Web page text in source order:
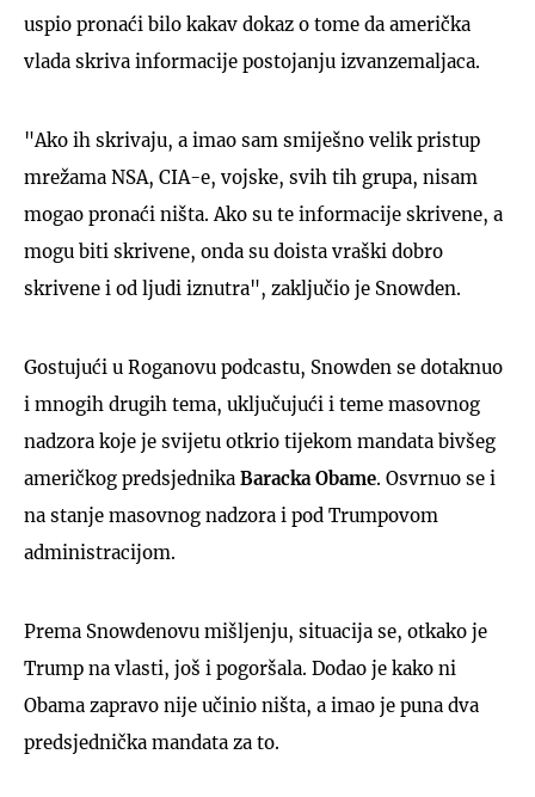
uspio pronaći bilo kakav dokaz o tome da američka
vlada skriva informacije postojanju izvanzemaljaca.
"Ako ih skrivaju, a imao sam smiješno velik pristup
mrežama NSA, CIA-e, vojske, svih tih grupa, nisam
mogao pronaći ništa. Ako su te informacije skrivene, a
mogu biti skrivene, onda su doista vraški dobro
skrivene i od ljudi iznutra", zaključio je Snowden.
Gostujući u Roganovu podcastu, Snowden se dotaknuo
i mnogih drugih tema, uključujući i teme masovnog
nadzora koje je svijetu otkrio tijekom mandata bivšeg
američkog predsjednika Baracka Obame. Osvrnuo se i
na stanje masovnog nadzora i pod Trumpovom
administracijom.
Prema Snowdenovu mišljenju, situacija se, otkako je
Trump na vlasti, još i pogoršala. Dodao je kako ni
Obama zapravo nije učinio ništa, a imao je puna dva
predsjednička mandata za to.